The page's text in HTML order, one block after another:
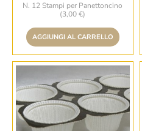
N. 12 Stampi per Panettoncino
(3,00 €)
AGGIUNGI AL CARRELLO